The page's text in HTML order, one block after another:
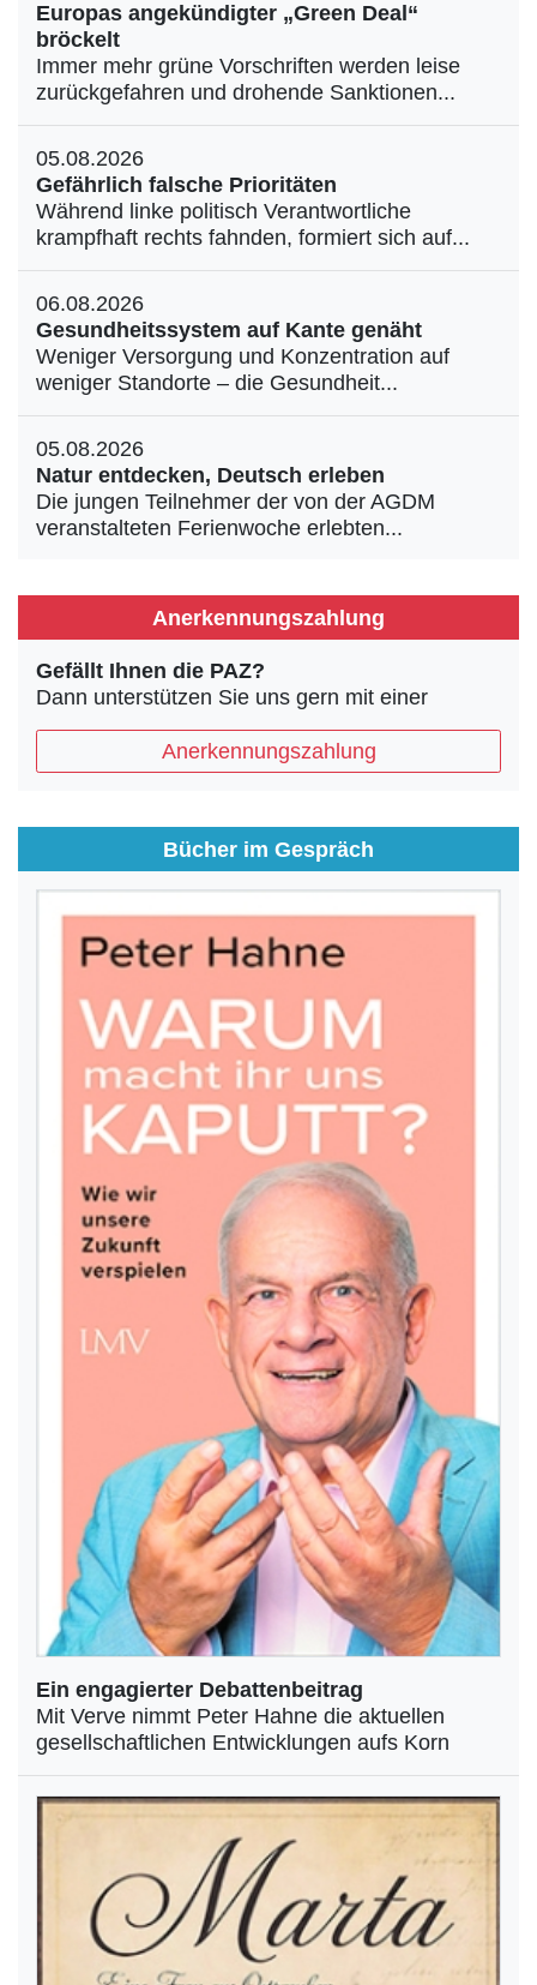
Europas angekündigter „Green Deal“
bröckelt
Immer mehr grüne Vorschriften werden leise
zurückgefahren und drohende Sanktionen...
05.08.2026
Gefährlich falsche Prioritäten
Während linke politisch Verantwortliche
krampfhaft rechts fahnden, formiert sich auf...
06.08.2026
Gesundheitssystem auf Kante genäht
Weniger Versorgung und Konzentration auf
weniger Standorte – die Gesundheit...
05.08.2026
Natur entdecken, Deutsch erleben
Die jungen Teilnehmer der von der AGDM
veranstalteten Ferienwoche erlebten...
Anerkennungszahlung
Gefällt Ihnen die PAZ?
Dann unterstützen Sie uns gern mit einer
Anerkennungszahlung
Bücher im Gespräch
Ein engagierter Debattenbeitrag
Mit Verve nimmt Peter Hahne die aktuellen
gesellschaftlichen Entwicklungen aufs Korn